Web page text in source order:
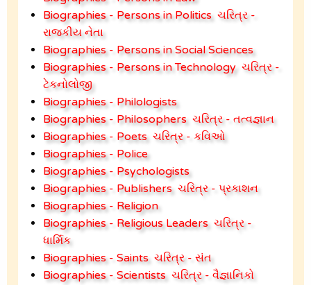
Biographies - Persons in Politics ચરિત્ર -
રાજકીય નેતા
Biographies - Persons in Social Sciences
Biographies - Persons in Technology ચરિત્ર -
ટેકનોલોજી
Biographies - Philologists
Biographies - Philosophers ચરિત્ર - તત્વજ્ઞાન
Biographies - Poets ચરિત્ર - કવિઓ
Biographies - Police
Biographies - Psychologists
Biographies - Publishers ચરિત્ર - પ્રકાશન
Biographies - Religion
Biographies - Religious Leaders ચરિત્ર -
ધાર્મિક
Biographies - Saints ચરિત્ર - સંત
Biographies - Scientists ચરિત્ર - વૈજ્ઞાનિકો